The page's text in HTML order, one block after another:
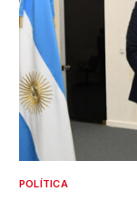
POLÍTICA